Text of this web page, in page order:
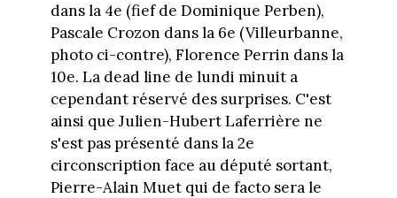
dans la 4e (fief de Dominique Perben),
Pascale Crozon dans la 6e (Villeurbanne,
photo ci-contre), Florence Perrin dans la
10e. La dead line de lundi minuit a
cependant réservé des surprises. C'est
ainsi que Julien-Hubert Laferrière ne
s'est pas présenté dans la 2e
circonscription face au député sortant,
Pierre-Alain Muet qui de facto sera le